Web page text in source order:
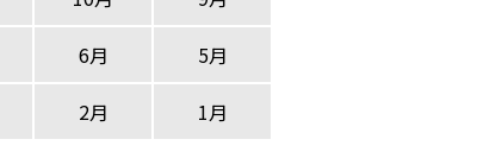
6月
5月
2月
1月